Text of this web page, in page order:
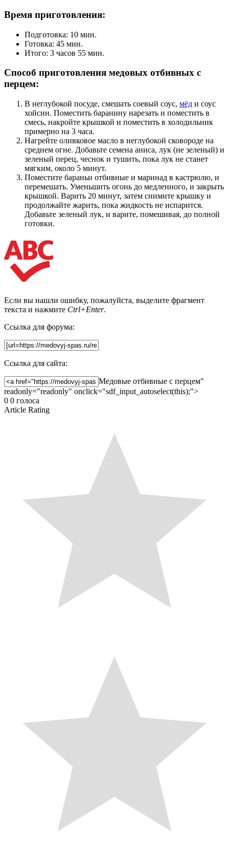
Время приготовления:
Подготовка: 10 мин.
Готовка: 45 мин.
Итого: 3 часов 55 мин.
Способ приготовления медовых отбивных с
перцем:
В неглубокой посуде, смешать соевый соус, мёд и соус
хойсин. Поместить баранину нарезать и поместить в
смесь, накройте крышкой и поместить в холодильник
примерно на 3 часа.
Нагрейте оливковое масло в неглубокой сковороде на
среднем огне. Добавьте семена аниса, лук (не зеленый) и
зеленый перец, чеснок и тушить, пока лук не станет
мягким, около 5 минут.
Поместите бараньи отбивные и маринад в кастрюлю, и
перемешать. Уменьшить огонь до медленного, и закрыть
крышкой. Варить 20 минут, затем снимите крышку и
продолжайте жарить, пока жидкость не испарится.
Добавьте зеленый лук, и варите, помешивая, до полной
готовки.
Если вы нашли ошибку, пожалуйста, выделите фрагмент
текста и нажмите Ctrl+Enter.
Ссылка для форума:
Ссылка для сайта:
Медовые отбивные с перцем"
readonly="readonly" onclick="sdf_input_autoselect(this);">
0 0 голоса
Article Rating